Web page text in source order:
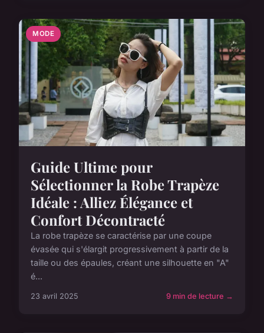
MODE
Guide Ultime pour
Sélectionner la Robe Trapèze
Idéale : Alliez Élégance et
Confort Décontracté
La robe trapèze se caractérise par une coupe
évasée qui s'élargit progressivement à partir de la
taille ou des épaules, créant une silhouette en "A"
é...
23 avril 2025 9 min de lecture →